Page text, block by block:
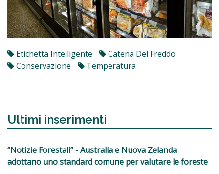
Etichetta Intelligente
Catena Del Freddo
Conservazione
Temperatura
Ultimi inserimenti
“Notizie Forestali” - Australia e Nuova Zelanda
adottano uno standard comune per valutare le foreste